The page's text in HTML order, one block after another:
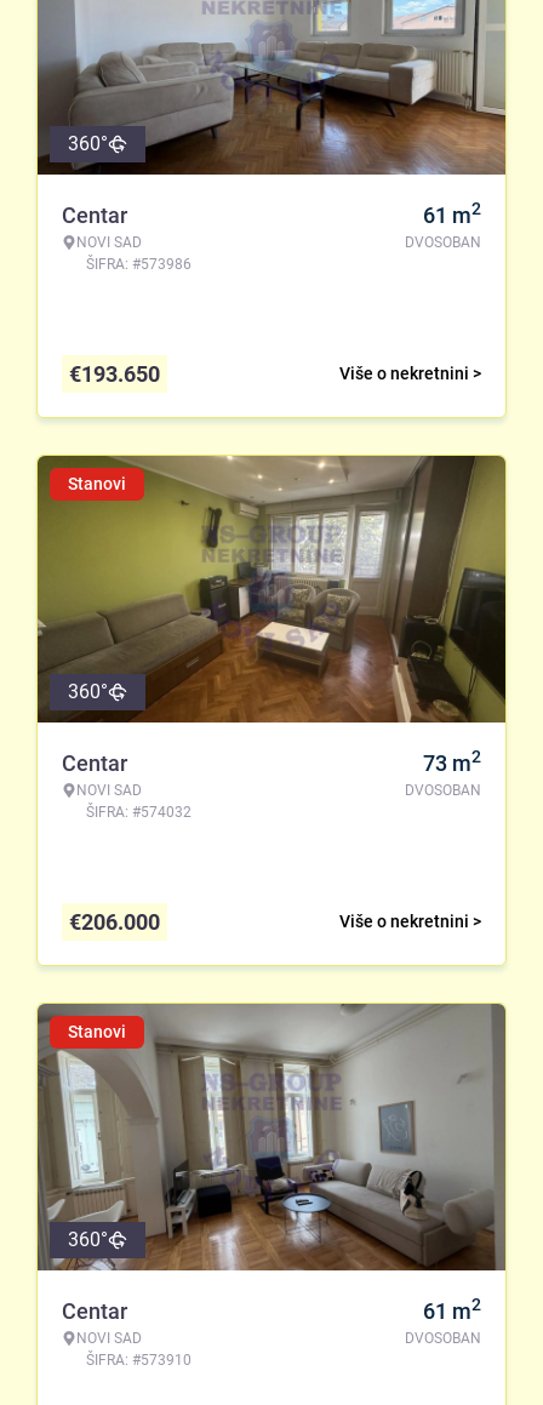
360°
Centar
NOVI SAD
ŠIFRA: #573986
61 m2
DVOSOBAN
Više o nekretnini >
€193.650
Stanovi
360°
Centar
NOVI SAD
ŠIFRA: #574032
73 m2
DVOSOBAN
Više o nekretnini >
€206.000
Stanovi
360°
Centar
NOVI SAD
ŠIFRA: #573910
61 m2
DVOSOBAN